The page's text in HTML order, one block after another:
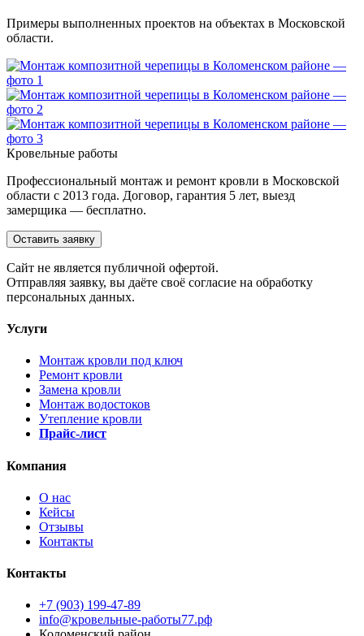
Примеры выполненных проектов на объектах в Московской
области.
Кровельные работы
Профессиональный монтаж и ремонт кровли в Московской
области с 2013 года. Договор, гарантия 5 лет, выезд
замерщика — бесплатно.
Оставить заявку
Cайт не является публичной офертой.
Отправляя заявку, вы даёте своё согласие на обработку
персональных данных.
Услуги
Монтаж кровли под ключ
Ремонт кровли
Замена кровли
Монтаж водостоков
Утепление кровли
Прайс-лист
Компания
О нас
Кейсы
Отзывы
Контакты
Контакты
+7 (903) 199-47-89
info@кровельные-работы77.рф